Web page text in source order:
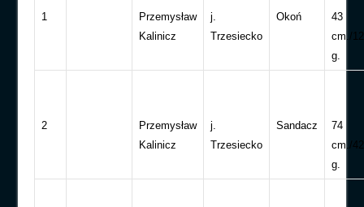
1
Przemysław
Kalinicz
j.
Trzesiecko
Okoń
43
cm./
g.
2
Przemysław
Kalinicz
j.
Trzesiecko
Sandacz
74
cm./
g.